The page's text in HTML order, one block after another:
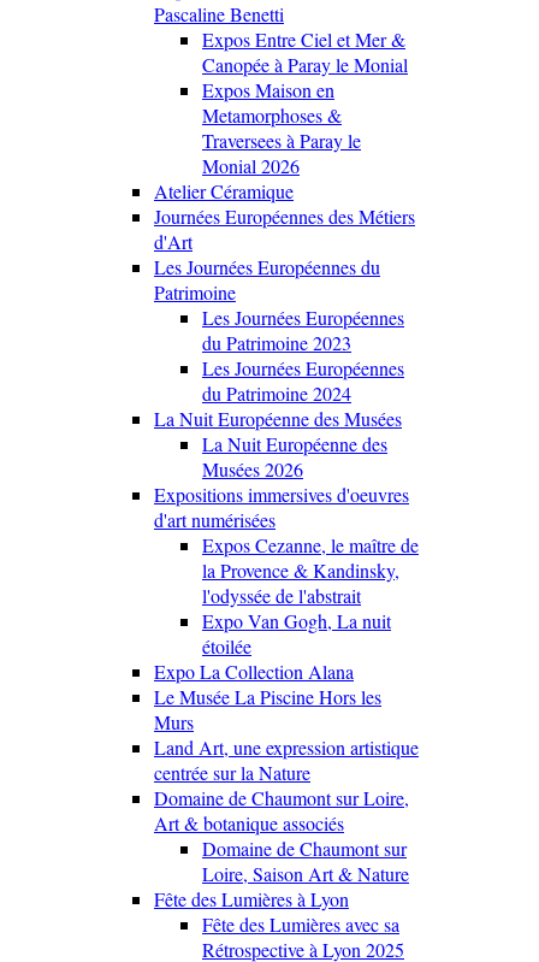
Pascaline Benetti
Expos Entre Ciel et Mer &
Canopée à Paray le Monial
Expos Maison en
Metamorphoses &
Traversees à Paray le
Monial 2026
Atelier Céramique
Journées Européennes des Métiers
d'Art
Les Journées Européennes du
Patrimoine
Les Journées Européennes
du Patrimoine 2023
Les Journées Européennes
du Patrimoine 2024
La Nuit Européenne des Musées
La Nuit Européenne des
Musées 2026
Expositions immersives d'oeuvres
d'art numérisées
Expos Cezanne, le maître de
la Provence & Kandinsky,
l'odyssée de l'abstrait
Expo Van Gogh, La nuit
étoilée
Expo La Collection Alana
Le Musée La Piscine Hors les
Murs
Land Art, une expression artistique
centrée sur la Nature
Domaine de Chaumont sur Loire,
Art & botanique associés
Domaine de Chaumont sur
Loire, Saison Art & Nature
Fête des Lumières à Lyon
Fête des Lumières avec sa
Rétrospective à Lyon 2025